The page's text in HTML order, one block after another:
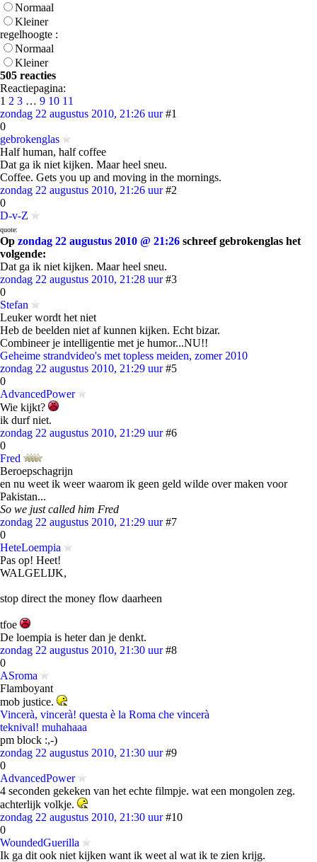
Normaal
Kleiner
regelhoogte :
Normaal
Kleiner
505 reacties
Reactiepagina:
1 2 3 … 9 10 11
zondag 22 augustus 2010, 21:26 uur #1
0
gebrokenglas
Half human, half coffee
Dat ga ik niet kijken. Maar heel sneu.
Coffee. Gets you up and moving in the mornings.
zondag 22 augustus 2010, 21:26 uur #2
0
D-v-Z
quote:
Op zondag 22 augustus 2010 @ 21:26 schreef gebrokenglas het
volgende:
Dat ga ik niet kijken. Maar heel sneu.
zondag 22 augustus 2010, 21:28 uur #3
0
Stefan
Leuker wordt het niet
Heb de beelden niet af kunnen kijken. Echt bizar.
Combineer je intelligentie met je humor...NU!!
Geheime strandvideo's met topless meiden, zomer 2010
zondag 22 augustus 2010, 21:29 uur #5
0
AdvancedPower
Wie kijkt?
ik durf niet.
zondag 22 augustus 2010, 21:29 uur #6
0
Fred
Beroepschagrijn
en nu weet ik weer waarom ik geen geld wilde over maken voor
Pakistan...
So we just called him Fred
zondag 22 augustus 2010, 21:29 uur #7
0
HeteLoempia
Pas op! Heet!
WALGELIJK,
stop direct the money flow daarheen
tfoe
De loempia is heter dan je denkt.
zondag 22 augustus 2010, 21:30 uur #8
0
ASroma
Flamboyant
mob justice.
Vincerà, vincerà! questa è la Roma che vincerà
teknival! muhahaaa
pm block :,-)
zondag 22 augustus 2010, 21:30 uur #9
0
AdvancedPower
4 seconden gekeken van het echte filmpje. wat een mongolen zeg.
achterlijk volkje.
zondag 22 augustus 2010, 21:30 uur #10
0
WoundedGuerilla
Ik ga dit ook niet kijken want ik weet al wat ik te zien krijg.